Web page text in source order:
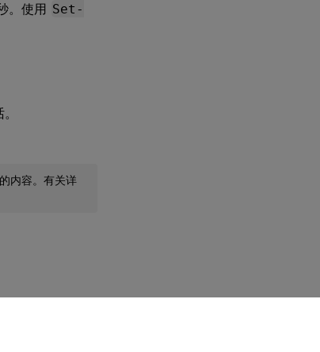
。使用 Set-
内容。有关详